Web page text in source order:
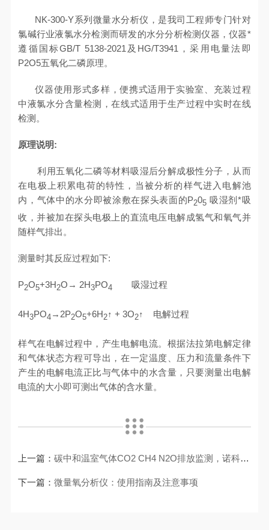
NK-300-Y系列微量水分析仪，是我司工程师专门针对
氯碱行业液氯水分检测而研发的水分分析检测仪器，仪器*
遵循国标GB/T 5138-2021及HG/T3941，采用电量法即
P2O5五氧化二磷原理。
仪器使用形式多样，便携式适用于实验室、充装过程
中液氯水分含量检测，在线式适用于生产过程中实时在线
检测。
原理说明:
利用五氧化二磷等材料吸湿后分解成极性分子，从而
在电极上积累电荷的特性，当被分析的样气进入电解池
内，气体中的水分即被涂敷在探头表面的P205 吸湿剂*吸
收，并被加在探头电极上的直流电压电解成氢气和氧气并
随样气排出。
测量时其反应过程如下:
P2O5+3H2O → 2H3PO4 吸湿过程
4H3PO4 →2P2O5+6H2↑ + 3O2↑ 电解过程
样气在电解过程中，产生电解电流。根据法拉第电解定律
和气体状态方程可导出，在一定温度、压力和流量条件下
产生的电解电流正比与气体中的水含量，只要测量出电解
电流的大小即可测出气体的含水量。
上一篇：碳中和温室气体CO2 CH4 N2O排放监测，诺科仪器助力绿色发展
下一篇：微量氧分析仪：使用指南及注意事项